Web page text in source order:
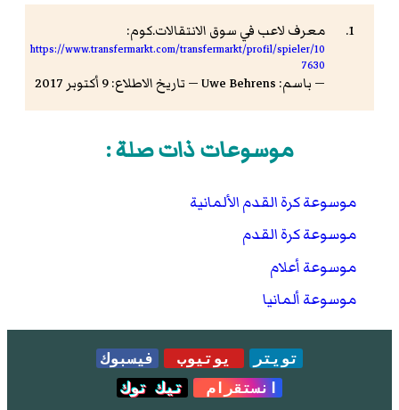
معرف لاعب في سوق الانتقالات.كوم:
https://www.transfermarkt.com/transfermarkt/profil/spieler/10
7630
— باسم: Uwe Behrens — تاريخ الاطلاع: 9 أكتوبر 2017
موسوعات ذات صلة :
موسوعة كرة القدم الألمانية
موسوعة كرة القدم
موسوعة أعلام
موسوعة ألمانيا
تويتر يوتيوب
فيسبوك
انستقرام
تيك توك